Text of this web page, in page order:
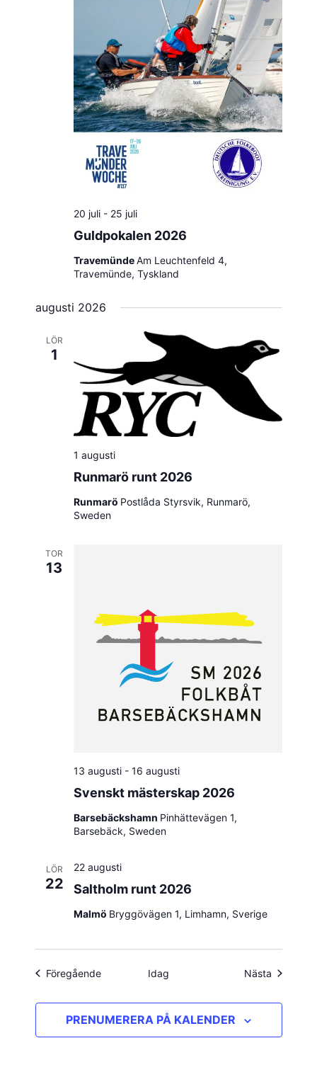
Guldpokalen 2026
20 juli- 25 juli
TravemündeAm Leuchtenfeld 4,
Travemünde, Tyskland
augusti 2026
LÖR
1
Runmarö runt 2026
1 augusti
Runmarö Postlåda Styrsvik, Runmarö,
Sweden
TOR
13
Svenskt mästerskap 2026
13 augusti- 16 augusti
Barsebäckshamn Pinhättevägen 1,
Barsebäck, Sweden
LÖR
22 Saltholm runt 2026
22 augusti
Malmö Bryggövägen 1, Limhamn, Sverige
FöregåendeEvenemangIdag Nästa
PRENUMERERA PÅ KALENDER